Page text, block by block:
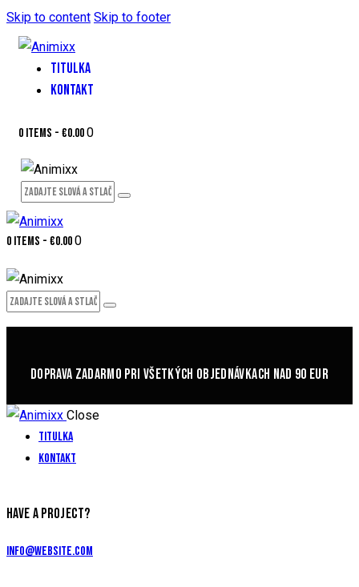
Skip to content Skip to footer
TITULKA
KONTAKT
0 items - €0.000
0 items - €0.000
DOPRAVA ZADARMO PRI VŠETKÝCH OBJEDNÁVKACH NAD 90 EUR
Close
Titulka
Kontakt
HAVE A PROJECT?
info@website.com